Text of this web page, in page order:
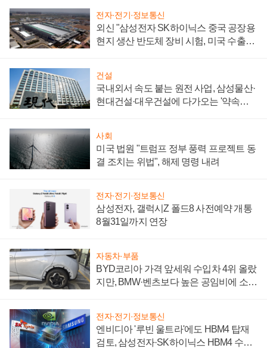
전자·전기·정보통신
외신 "삼성전자 SK하이닉스 중국 공장용
현지 생산 반도체 장비 시험, 미국 수출통
건설
국내외서 속도 붙는 원전 사업, 삼성물산·
현대건설·대우건설에 다가오는 '약속의
사회
미국 법원 "트럼프 정부 풍력 프로젝트 동
결 조치는 위법", 해제 명령 내려
전자·전기·정보통신
삼성전자, 갤럭시Z 폴드8 사전예약 개통
8월31일까지 연장
자동차·부품
BYD코리아 가격 앞세워 수입차 4위 올랐
지만, BMW·벤츠보다 높은 공임비에 소비
전자·전기·정보통신
엔비디아 '루빈 울트라'에도 HBM4 탑재
검토, 삼성전자·SK하이닉스 HBM4 수율